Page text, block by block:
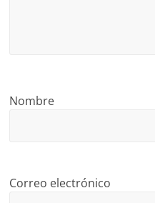
Nombre
Correo electrónico